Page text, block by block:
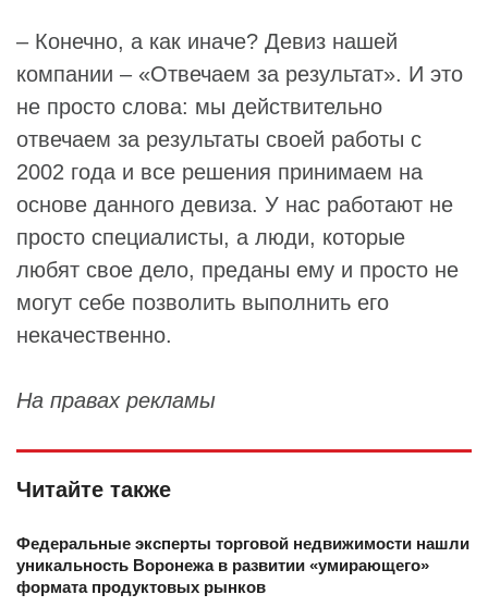
– Конечно, а как иначе? Девиз нашей
компании – «Отвечаем за результат». И это
не просто слова: мы действительно
отвечаем за результаты своей работы с
2002 года и все решения принимаем на
основе данного девиза. У нас работают не
просто специалисты, а люди, которые
любят свое дело, преданы ему и просто не
могут себе позволить выполнить его
некачественно.
На правах рекламы
Читайте также
Федеральные эксперты торговой недвижимости нашли
уникальность Воронежа в развитии «умирающего»
формата продуктовых рынков